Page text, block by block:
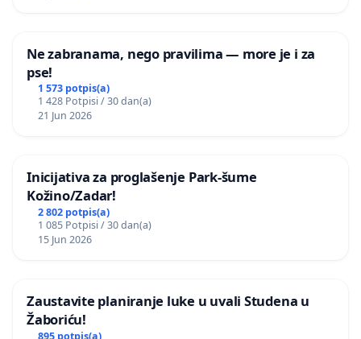
Ne zabranama, nego pravilima — more je i za
pse!
1 573 potpis(a)
1 428 Potpisi / 30 dan(a)
21 Jun 2026
Inicijativa za proglašenje Park-šume
Kožino/Zadar!
2 802 potpis(a)
1 085 Potpisi / 30 dan(a)
15 Jun 2026
Zaustavite planiranje luke u uvali Studena u
Žaboriću!
895 potpis(a)